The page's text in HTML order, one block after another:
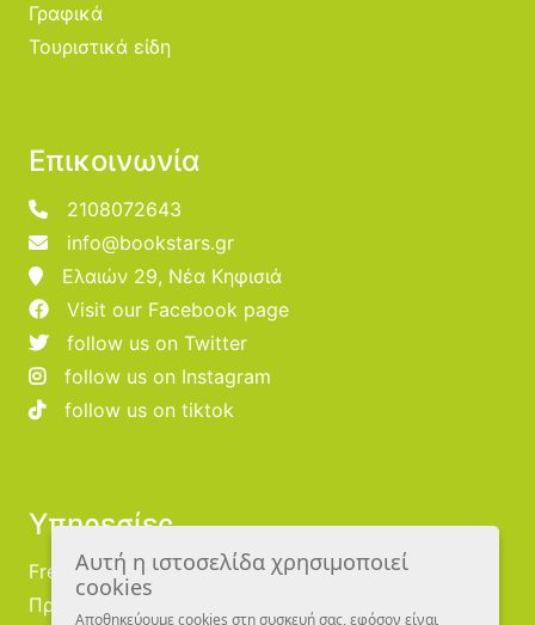
Γραφικά
Τουριστικά είδη
Επικοινωνία
2108072643
info@bookstars.gr
Ελαιών 29, Νέα Κηφισιά
Visit our Facebook page
follow us on Twitter
follow us on Instagram
follow us on tiktok
Υπηρεσίες
Free Publishing
Προμηθευτές
Αυτή η ιστοσελίδα χρησιμοποιεί
cookies
Αποθηκεύουμε cookies στη συσκευή σας, εφόσον είναι